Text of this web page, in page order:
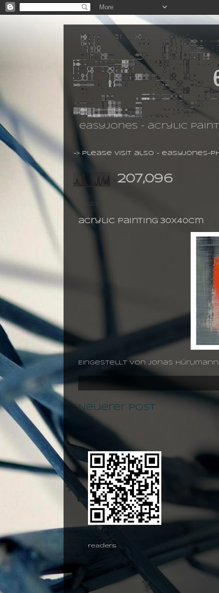
easyjones - acrylic
-> please visit also - easyjones-
207,096
11.09.2011
acrylic painting 30X40cm
Eingestellt von jonas hürlimann
Neuerer Post
readers